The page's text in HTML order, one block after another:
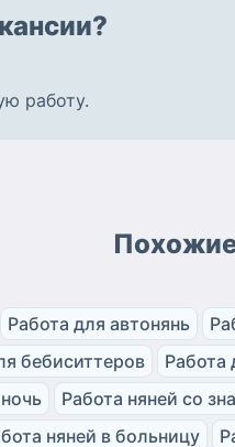
работу.
Работа для автонянь
бебиситтеров Работа
Работа няней со
няней в больницу